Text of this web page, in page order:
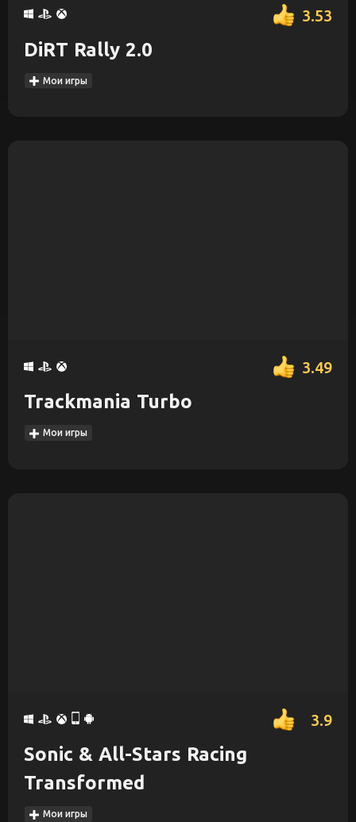
3.53
DiRT Rally 2.0
Мои игры
3.49
Trackmania Turbo
Мои игры
3.9
Sonic & All-Stars Racing
Transformed
Мои игры